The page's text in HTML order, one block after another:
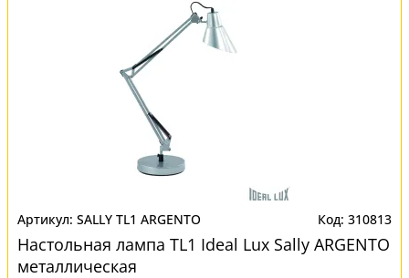
SALLY TL1 ARGENTO 310813
Настольная лампа TL1 Ideal Lux Sally ARGENTO
металлическая